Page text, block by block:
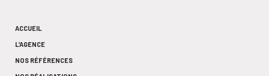
ACCUEIL
L’AGENCE
NOS RÉFÉRENCES